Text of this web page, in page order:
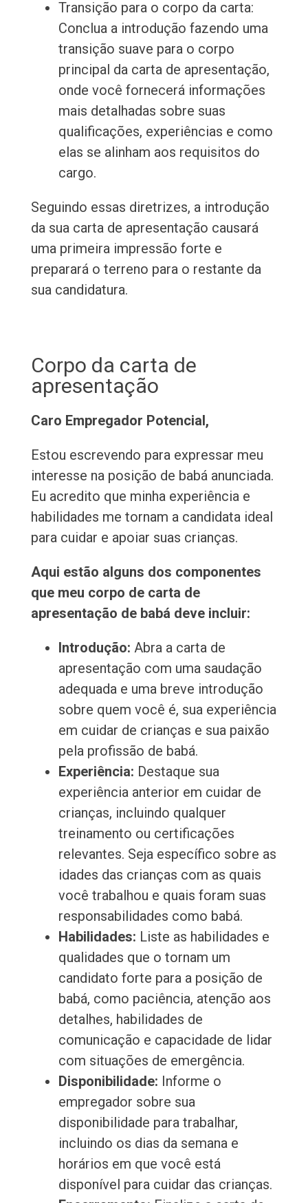
Transição para o corpo da carta:
Conclua a introdução fazendo uma
transição suave para o corpo
principal da carta de apresentação,
onde você fornecerá informações
mais detalhadas sobre suas
qualificações, experiências e como
elas se alinham aos requisitos do
cargo.
Seguindo essas diretrizes, a introdução
da sua carta de apresentação causará
uma primeira impressão forte e
preparará o terreno para o restante da
sua candidatura.
Corpo da carta de
apresentação
Caro Empregador Potencial,
Estou escrevendo para expressar meu
interesse na posição de babá anunciada.
Eu acredito que minha experiência e
habilidades me tornam a candidata ideal
para cuidar e apoiar suas crianças.
Aqui estão alguns dos componentes
que meu corpo de carta de
apresentação de babá deve incluir:
Introdução: Abra a carta de
apresentação com uma saudação
adequada e uma breve introdução
sobre quem você é, sua experiência
em cuidar de crianças e sua paixão
pela profissão de babá.
Experiência: Destaque sua
experiência anterior em cuidar de
crianças, incluindo qualquer
treinamento ou certificações
relevantes. Seja específico sobre as
idades das crianças com as quais
você trabalhou e quais foram suas
responsabilidades como babá.
Habilidades: Liste as habilidades e
qualidades que o tornam um
candidato forte para a posição de
babá, como paciência, atenção aos
detalhes, habilidades de
comunicação e capacidade de lidar
com situações de emergência.
Disponibilidade: Informe o
empregador sobre sua
disponibilidade para trabalhar,
incluindo os dias da semana e
horários em que você está
disponível para cuidar das crianças.